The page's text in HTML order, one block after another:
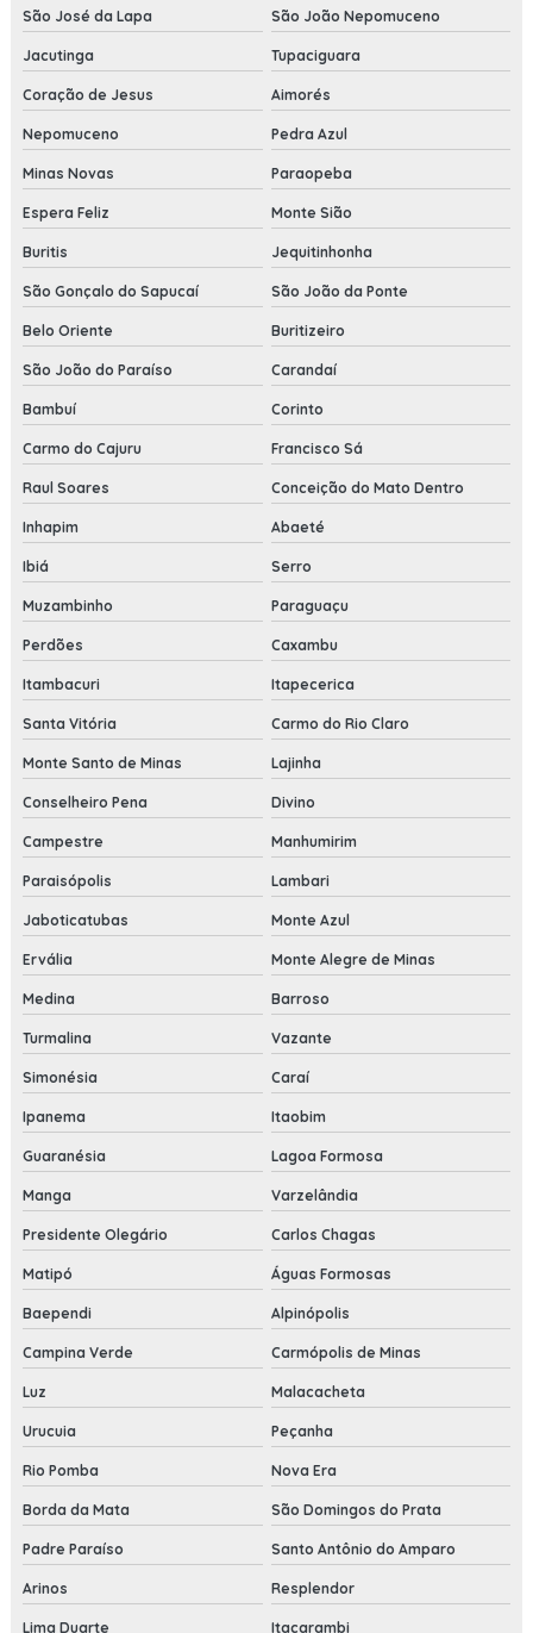
São José da Lapa São João Nepomuceno
Jacutinga Tupaciguara
Coração de Jesus Aimorés
Nepomuceno Pedra Azul
Minas Novas Paraopeba
Espera Feliz Monte Sião
Buritis Jequitinhonha
São Gonçalo do Sapucaí São João da Ponte
Belo Oriente Buritizeiro
São João do Paraíso Carandaí
Bambuí Corinto
Carmo do Cajuru Francisco Sá
Raul Soares Conceição do Mato Dentro
Inhapim Abaeté
Ibiá Serro
Muzambinho Paraguaçu
Perdões Caxambu
Itambacuri Itapecerica
Santa Vitória Carmo do Rio Claro
Monte Santo de Minas Lajinha
Conselheiro Pena Divino
Campestre Manhumirim
Paraisópolis Lambari
Jaboticatubas Monte Azul
Ervália Monte Alegre de Minas
Medina Barroso
Turmalina Vazante
Simonésia Caraí
Ipanema Itaobim
Guaranésia Lagoa Formosa
Manga Varzelândia
Presidente Olegário Carlos Chagas
Matipó Águas Formosas
Baependi Alpinópolis
Campina Verde Carmópolis de Minas
Luz Malacacheta
Urucuia Peçanha
Rio Pomba Nova Era
Borda da Mata São Domingos do Prata
Padre Paraíso Santo Antônio do Amparo
Arinos Resplendor
Lima Duarte Itacarambi